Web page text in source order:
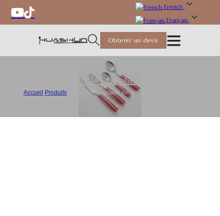
French
Français
Obtenir un devis
Couverts à manche en plastique
Accueil Produits Couverts de qualité en gros pour les restaurants